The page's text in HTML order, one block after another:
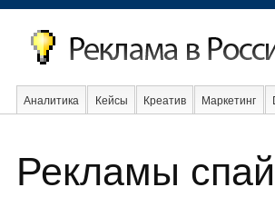
Аналитика Кейсы Креатив Маркетинг
События Стартапы
Рекламы